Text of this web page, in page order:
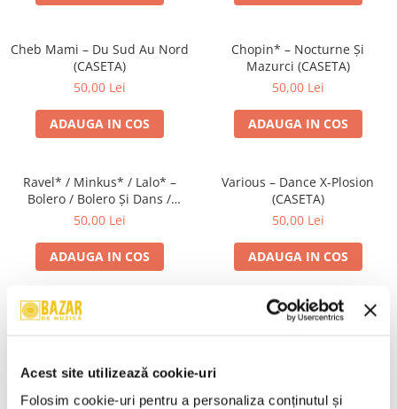
Acest site utilizează cookie-uri
Folosim cookie-uri pentru a personaliza conținutul și
Cheb Mami – Du Sud Au Nord
(CASETA)
50,00 Lei
ADAUGA IN COS
Chopin* – Nocturne Și
Mazurci (CASETA)
50,00 Lei
ADAUGA IN COS
Ravel* / Minkus* / Lalo* –
Bolero / Bolero Și Dans /
Simfonia Spaniolă (CASETA)
50,00 Lei
ADAUGA IN COS
Various – Dance X-Plosion
(CASETA)
50,00 Lei
ADAUGA IN COS
Valahia – Valahia (CASETA)
Satan's Satyrs – Die